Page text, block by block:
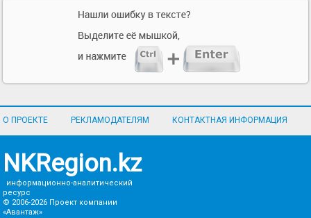
О ПРОЕКТЕ РЕКЛАМОДАТЕЛЯМ КОНТАКТНАЯ ИНФОРМАЦИЯ
NKRegion.kz
информационно-аналитический
ресурс
© 2006-2026 Проект компании
«Авантаж»